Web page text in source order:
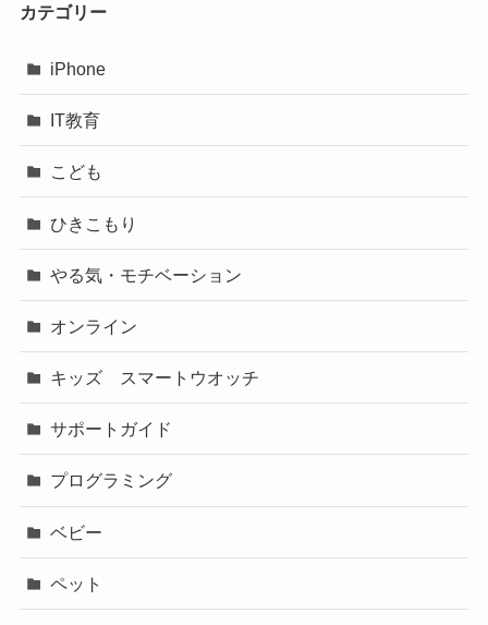
カテゴリー
iPhone
IT教育
こども
ひきこもり
やる気・モチベーション
オンライン
キッズ スマートウオッチ
サポートガイド
プログラミング
ベビー
ペット